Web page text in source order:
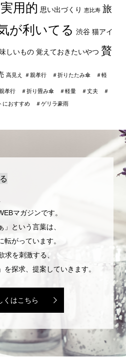
実用的 思い出づくり 恵比寿 旅
が利いてる 渋谷 猫アイ
しいもの 覚えておきたいやつ 贅
高見え ＃親孝行 ＃折りたたみ傘 ＃軽
孝行 ＃折り畳み傘 ＃軽量 ＃丈夫 ＃
おすすめ ＃ゲリラ豪雨
マガジンです。
」という言葉は、
がっています。
求を刺激する、
探求、提案していきます。
くはこちら